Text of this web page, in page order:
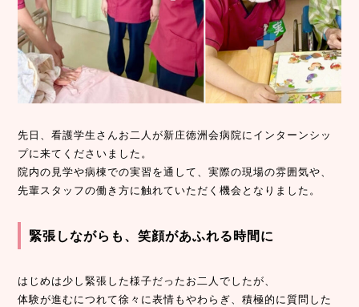
先日、看護学生さんお二人が新庄徳洲会病院にインターンシッ
プに来てくださいました。
院内の見学や病棟での実習を通して、実際の現場の雰囲気や、
先輩スタッフの働き方に触れていただく機会となりました。
緊張しながらも、笑顔があふれる時間に
はじめは少し緊張した様子だったお二人でしたが、
体験が進むにつれて徐々に表情もやわらぎ、積極的に質問した